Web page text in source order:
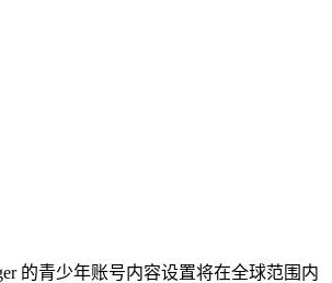
的青少年账号内容设置将在全球范围内